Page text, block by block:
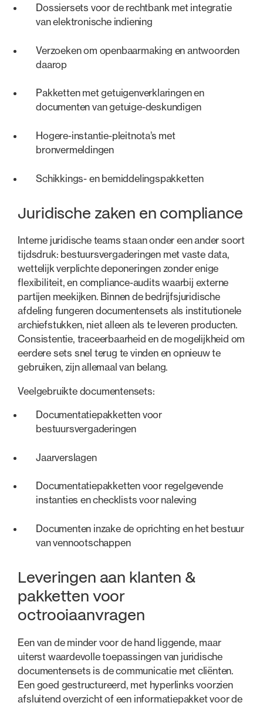
Dossiersets voor de rechtbank met integratie
van elektronische indiening
Verzoeken om openbaarmaking en antwoorden
daarop
Pakketten met getuigenverklaringen en
documenten van getuige-deskundigen
Hogere-instantie-pleitnota’s met
bronvermeldingen
Schikkings- en bemiddelingspakketten
Juridische zaken en compliance
Interne juridische teams staan onder een ander soort
tijdsdruk: bestuursvergaderingen met vaste data,
wettelijk verplichte deponeringen zonder enige
flexibiliteit, en compliance-audits waarbij externe
partijen meekijken. Binnen de bedrijfsjuridische
afdeling fungeren documentensets als institutionele
archiefstukken, niet alleen als te leveren producten.
Consistentie, traceerbaarheid en de mogelijkheid om
eerdere sets snel terug te vinden en opnieuw te
gebruiken, zijn allemaal van belang.
Veelgebruikte documentensets:
Documentatiepakketten voor
bestuursvergaderingen
Jaarverslagen
Documentatiepakketten voor regelgevende
instanties en checklists voor naleving
Documenten inzake de oprichting en het bestuur
van vennootschappen
Leveringen aan klanten &
pakketten voor
octrooiaanvragen
Een van de minder voor de hand liggende, maar
uiterst waardevolle toepassingen van juridische
documentensets is de communicatie met cliënten.
Een goed gestructureerd, met hyperlinks voorzien
afsluitend overzicht of een informatiepakket voor de